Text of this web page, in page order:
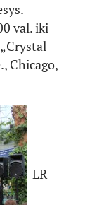
val. iki
Chicago,
LR